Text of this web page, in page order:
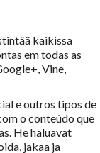
kaikissa
em todas as
Vine,
e outros tipos de
o conteúdo que
He haluavat
jakaa ja